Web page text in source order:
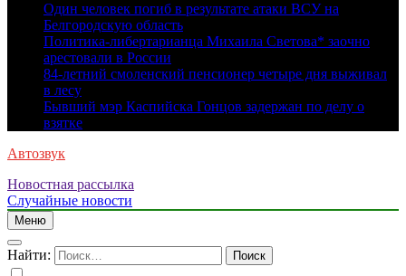
Один человек погиб в результате атаки ВСУ на
Белгородскую область
Политика-либертарианца Михаила Светова* заочно
арестовали в России
84-летний смоленский пенсионер четыре дня выживал
в лесу
Бывший мэр Каспийска Гонцов задержан по делу о
взятке
Автозвук
Новостная рассылка
Случайные новости
Меню
Найти: